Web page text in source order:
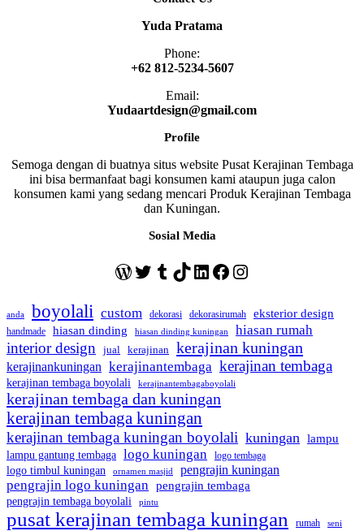
Yuda Pratama
Phone:
+62 812-5234-5607
Email:
Yudaartdesign@gmail.com
Profile
Semoga dengan di buatnya situs website Pusat Kerajinan Tembaga
ini bisa bermanfaat bagi konsumen kami ataupun juga calon
konsumen kami yang sedang mencari Produk Kerajinan Tembaga
dan Kuningan.
Sosial Media
WordPress
Twitter
Tumblr
TikTok
LinkedIn
Facebook
Instagram
anda boyolali custom dekorasi dekorasirumah eksterior design
handmade hiasan dinding hiasan dinding kuningan hiasan rumah
interior design jual kerajinan kerajinan kuningan
kerajinankuningan kerajinantembaga kerajinan tembaga
kerajinan tembaga boyolali kerajinantembagaboyolali
kerajinan tembaga dan kuningan
kerajinan tembaga kuningan
kerajinan tembaga kuningan boyolali kuningan lampu
lampu gantung tembaga logo kuningan logo tembaga
logo timbul kuningan ornamen masjid pengrajin kuningan
pengrajin logo kuningan
pengrajin tembaga
pengrajin tembaga boyolali
pintu
pusat kerajinan tembaga kuningan rumah seni